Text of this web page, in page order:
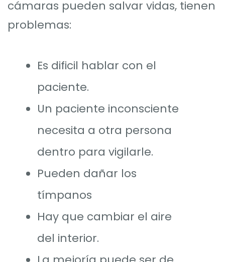
cámaras pueden salvar vidas, tienen
problemas:
Es dificil hablar con el
paciente.
Un paciente inconsciente
necesita a otra persona
dentro para vigilarle.
Pueden dañar los
tímpanos
Hay que cambiar el aire
del interior.